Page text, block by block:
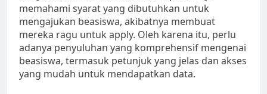
memahami syarat yang dibutuhkan untuk
mengajukan beasiswa, akibatnya membuat
mereka ragu untuk apply. Oleh karena itu, perlu
adanya penyuluhan yang komprehensif mengenai
beasiswa, termasuk petunjuk yang jelas dan akses
yang mudah untuk mendapatkan data.